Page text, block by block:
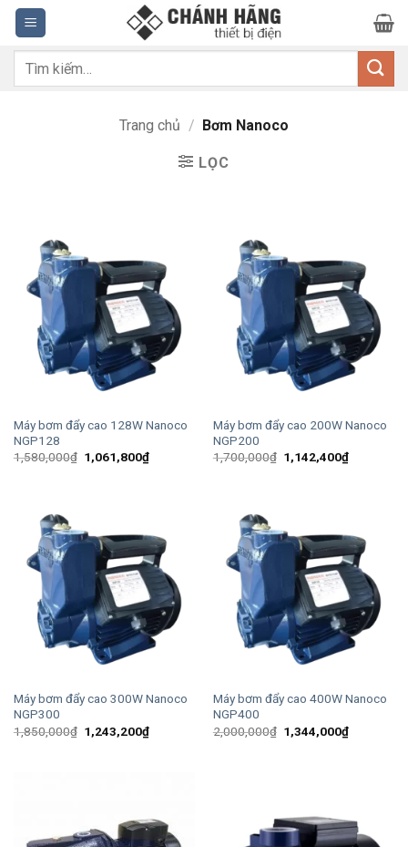
Bỏ
qua
nội
dung
Tìm
Trang chủ / Bơm Nanoco
LỌC
Máy bơm đẩy cao 128W Nanoco
NGP128
1,580,000₫ Giá
gốc
1,061,800₫Giá
hiện
Máy bơm đẩy cao 200W Nanoco
NGP200
1,700,000₫ Giá
gốc
1,142,400₫Giá
hiện
Máy bơm đẩy cao 300W Nanoco
NGP300
1,850,000₫ Giá
gốc
1,243,200₫Giá
hiện
Máy bơm đẩy cao 400W Nanoco
NGP400
2,000,000₫ Giá
gốc
1,344,000₫Giá
hiện